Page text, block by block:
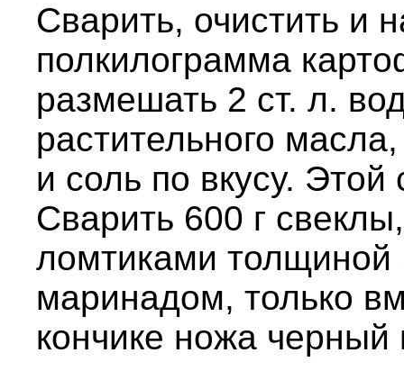
Сварить, очистить и
полкилограмма
размешать 2 ст. л.
растительного
и соль по вкусу.
Сварить 600 г
ломтиками толщиной
маринадом, только
кончике ножа черный